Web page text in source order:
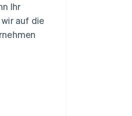
Ihr
auf die